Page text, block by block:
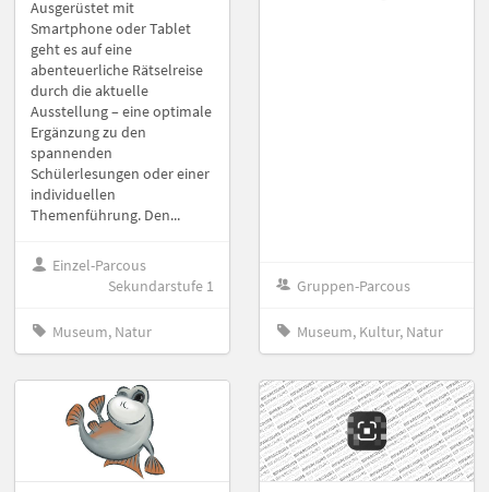
Ausgerüstet mit
Smartphone oder Tablet
geht es auf eine
abenteuerliche Rätselreise
durch die aktuelle
Ausstellung – eine optimale
Ergänzung zu den
spannenden
Schülerlesungen oder einer
individuellen
Themenführung. Den...
Einzel-Parcous
Sekundarstufe 1
Museum, Natur
Gruppen-Parcous
Museum, Kultur, Natur